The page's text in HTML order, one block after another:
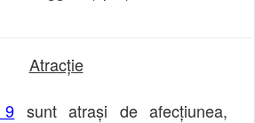
Atracție
sunt atrași de afecțiunea,